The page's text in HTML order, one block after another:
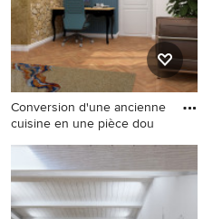
Conversion d'une ancienne
cuisine en une pièce dou
Modern inredning av ett litet
hobbyrum, med blå väggar,
ljust trägolv och ett
fristående skrivbord